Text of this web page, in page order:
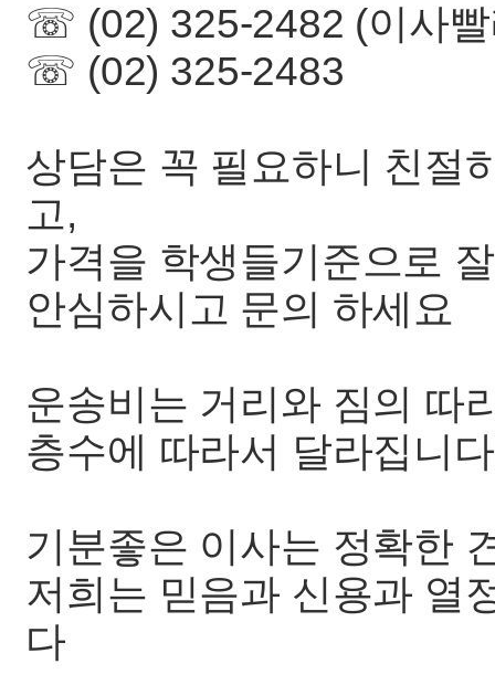
☏ (02) 325-2482 (이사
☏ (02) 325-2483
상담은 꼭 필요하니 친절
고,
가격을 학생들기준으로
안심하시고 문의 하세요
운송비는 거리와 짐의 따
층수에 따라서 달라집니다
기분좋은 이사는 정확한
저희는 믿음과 신용과 열
다